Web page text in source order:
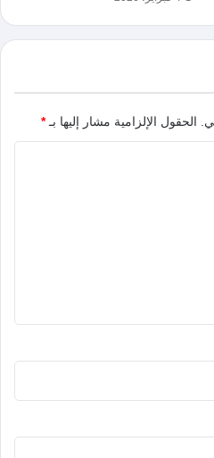
الحقول الإلزامية مشار إليها بـ*